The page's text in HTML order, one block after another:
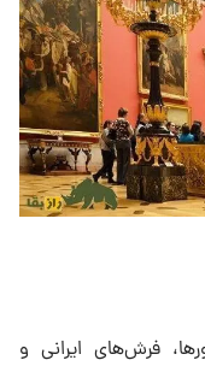
فرش‌های ایرانی و